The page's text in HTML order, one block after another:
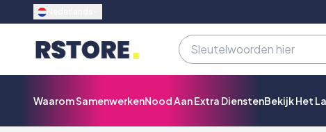
Waarom SamenwerkenNood Aan Extra DienstenBekijk Het